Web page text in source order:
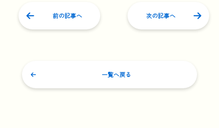
前の記事へ 次の記事へ
一覧へ戻る